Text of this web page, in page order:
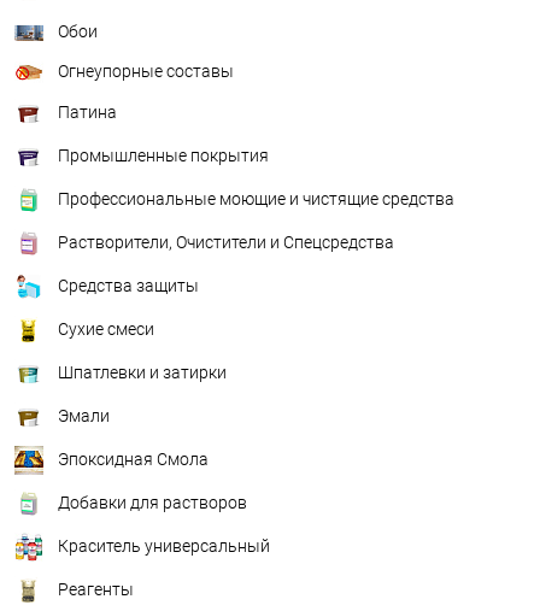
Обои
Огнеупорные составы
Патина
Промышленные покрытия
Профессиональные моющие и чистящие средства
Растворители, Очистители и Спецсредства
Средства защиты
Сухие смеси
Шпатлевки и затирки
Эмали
Эпоксидная Смола
Добавки для растворов
Краситель универсальный
Реагенты